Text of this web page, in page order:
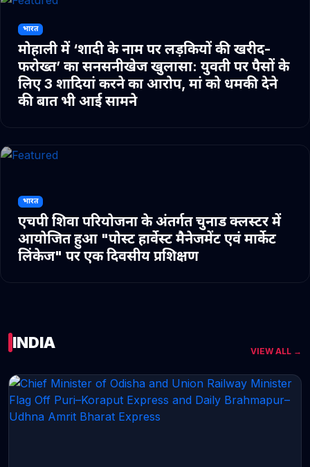
भारत
मोहाली में ‘शादी के नाम पर लड़कियों की खरीद-
फरोख्त’ का सनसनीखेज खुलासा: युवती पर पैसों के
लिए 3 शादियां करने का आरोप, मां को धमकी देने
की बात भी आई सामने
भारत
एचपी शिवा परियोजना के अंतर्गत चुनाड क्लस्टर में
आयोजित हुआ "पोस्ट हार्वेस्ट मैनेजमेंट एवं मार्केट
लिंकेज" पर एक दिवसीय प्रशिक्षण
INDIA VIEW ALL →